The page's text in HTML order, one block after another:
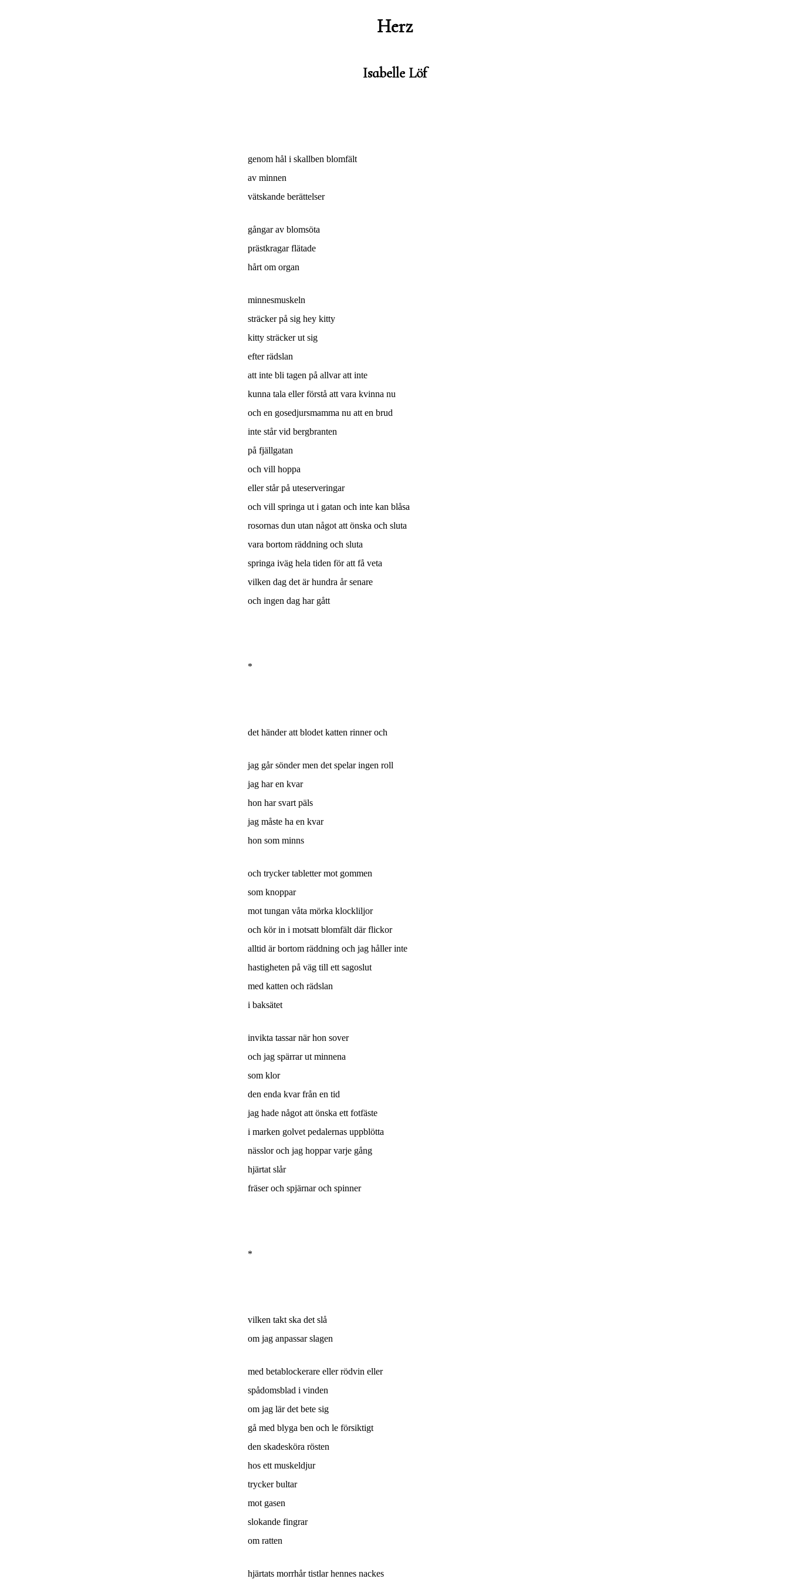
Herz
Isabelle Löf
genom hål i skallben blomfält
av minnen
vätskande berättelser
gångar av blomsöta
prästkragar flätade
hårt om organ
minnesmuskeln
sträcker på sig hey kitty
kitty sträcker ut sig
efter rädslan
att inte bli tagen på allvar att inte
kunna tala eller förstå att vara kvinna nu
och en gosedjursmamma nu att en brud
inte står vid bergbranten
på fjällgatan
och vill hoppa
eller står på uteserveringar
och vill springa ut i gatan och inte kan blåsa
rosornas dun utan något att önska och sluta
vara bortom räddning och sluta
springa iväg hela tiden för att få veta
vilken dag det är hundra år senare
och ingen dag har gått
*
det händer att blodet katten rinner och
jag går sönder men det spelar ingen roll
jag har en kvar
hon har svart päls
jag måste ha en kvar
hon som minns
och trycker tabletter mot gommen
som knoppar
mot tungan våta mörka klockliljor
och kör in i motsatt blomfält där flickor
alltid är bortom räddning och jag håller inte
hastigheten på väg till ett sagoslut
med katten och rädslan
i baksätet
invikta tassar när hon sover
och jag spärrar ut minnena
som klor
den enda kvar från en tid
jag hade något att önska ett fotfäste
i marken golvet pedalernas uppblötta
nässlor och jag hoppar varje gång
hjärtat slår
fräser och spjärnar och spinner
*
vilken takt ska det slå
om jag anpassar slagen
med betablockerare eller rödvin eller
spådomsblad i vinden
om jag lär det bete sig
gå med blyga ben och le försiktigt
den skadesköra rösten
hos ett muskeldjur
trycker bultar
mot gasen
slokande fingrar
om ratten
hjärtats morrhår tistlar hennes nackes